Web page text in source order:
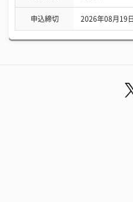
申込締切 2026年08月19